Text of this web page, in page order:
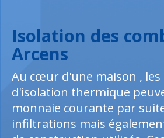
Isolation des
Arcens
Au cœur d'une maison ,
d'isolation thermique
monnaie courante par
infiltrations mais